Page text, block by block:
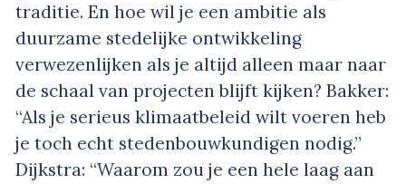
traditie. En hoe wil je een ambitie als
duurzame stedelijke ontwikkeling
verwezenlijken als je altijd alleen maar naar
de schaal van projecten blijft kijken? Bakker:
“Als je serieus klimaatbeleid wilt voeren heb
je toch echt stedenbouwkundigen nodig.”
Dijkstra: “Waarom zou je een hele laag aan